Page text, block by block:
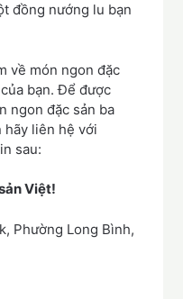
đồng nướng lu bạn
về món ngon đặc
bạn. Để được
ngon đặc sản ba
hãy liên hệ với
sau:
Việt!
Phường Long Bình,